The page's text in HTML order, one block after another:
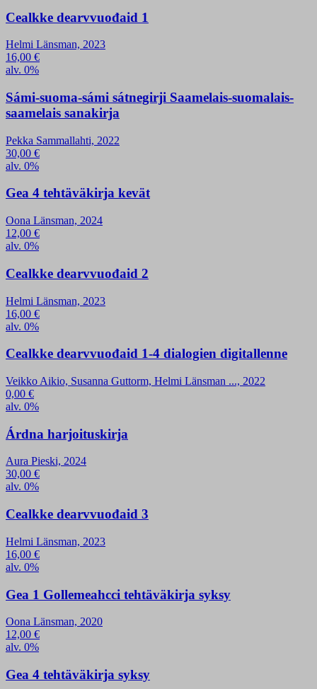
Cealkke dearvvuođaid 1
Helmi Länsman, 2023
16,00 €
alv. 0%
Sámi-suoma-sámi sátnegirji Saamelais-suomalais-
saamelais sanakirja
Pekka Sammallahti, 2022
30,00 €
alv. 0%
Gea 4 tehtäväkirja kevät
Oona Länsman, 2024
12,00 €
alv. 0%
Cealkke dearvvuođaid 2
Helmi Länsman, 2023
16,00 €
alv. 0%
Cealkke dearvvuođaid 1-4 dialogien digitallenne
Veikko Aikio, Susanna Guttorm, Helmi Länsman ..., 2022
0,00 €
alv. 0%
Árdna harjoituskirja
Aura Pieski, 2024
30,00 €
alv. 0%
Cealkke dearvvuođaid 3
Helmi Länsman, 2023
16,00 €
alv. 0%
Gea 1 Gollemeahcci tehtäväkirja syksy
Oona Länsman, 2020
12,00 €
alv. 0%
Gea 4 tehtäväkirja syksy